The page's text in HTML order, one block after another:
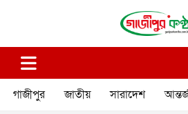
গাজীপুর কণ্ঠ
গাজীপুর জাতীয় সারাদেশ